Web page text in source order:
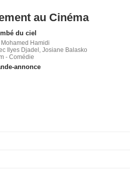
au Cinéma
du ciel
Hamidi
Ilyes Djadel, Josiane Balasko
- Comédie
annonce